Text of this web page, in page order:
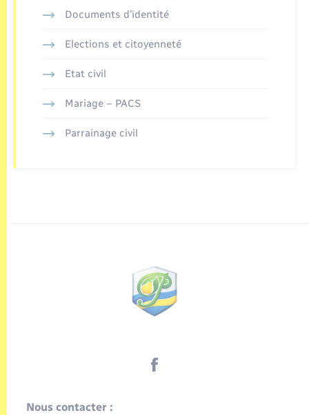
Documents d’identité
Elections et citoyenneté
Etat civil
Mariage – PACS
Parrainage civil
Nous contacter :